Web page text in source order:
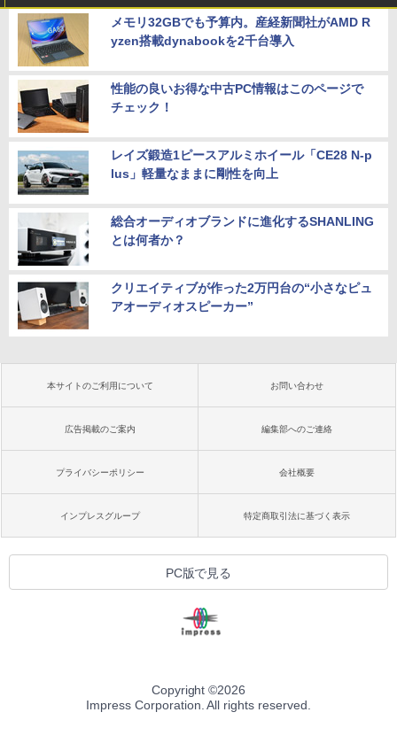
メモリ32GBでも予算内。産経新聞社がAMD R
yzen搭載dynabookを2千台導入
性能の良いお得な中古PC情報はこのページで
チェック！
レイズ鍛造1ピースアルミホイール「CE28 N-p
lus」軽量なままに剛性を向上
総合オーディオブランドに進化するSHANLING
とは何者か？
クリエイティブが作った2万円台の“小さなピュ
アオーディオスピーカー”
本サイトのご利用について お問い合わせ
広告掲載のご案内 編集部へのご連絡
プライバシーポリシー 会社概要
インプレスグループ 特定商取引法に基づく表示
PC版で見る
Copyright ©2026
Impress Corporation. All rights reserved.